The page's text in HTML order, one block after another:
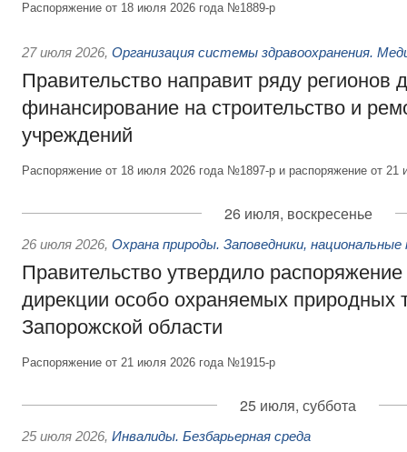
Распоряжение от 18 июля 2026 года №1889-р
27 июля 2026, Организация системы здравоохранения.
Правительство направит ряду регионов
финансирование на строительство и
учреждений
Распоряжение от 18 июля 2026 года №1897-р и распоряжение от
26 июля, воскресенье
26 июля 2026, Охрана природы. Заповедники, национальные
Правительство утвердило
дирекции особо охраняемых природных
Запорожской области
Распоряжение от 21 июля 2026 года №1915-р
25 июля, суббота
25 июля 2026, Инвалиды. Безбарьерная среда